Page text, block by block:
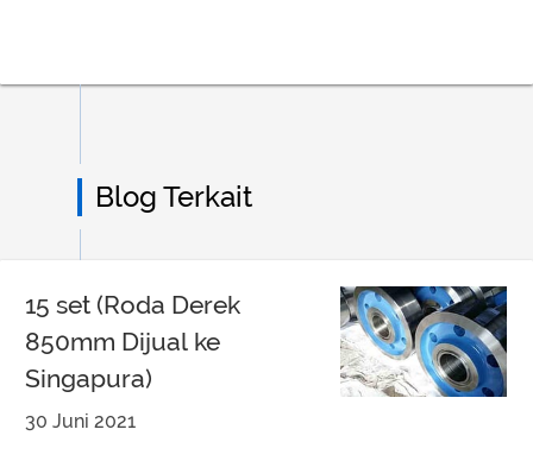
Blog Terkait
15 set (Roda Derek
850mm Dijual ke
Singapura)
30 Juni 2021